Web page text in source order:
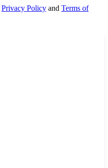
Privacy Policy and Terms of